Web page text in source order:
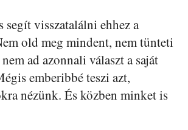
segít visszatalálni ehhez a
old meg mindent, nem tünteti
ad azonnali választ a saját
emberibbé teszi azt,
nézünk. És közben minket is